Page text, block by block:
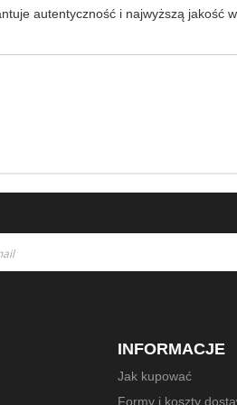
autentyczność i najwyższą jakość
INFORMACJE
Jak kupować
Formy i koszty